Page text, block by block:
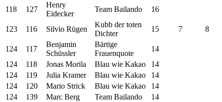
118 127
Henry
Eidecker
Team Bailando 16
123 116 Silvio Rügen
Kubb der toten
Dichter
15 7 8
124 117
Benjamin
Schüssler
Bärtige
Frauenquote
14
124
118 Jonas Morila Blau wie Kakao
14
124
119 Julia Kramer Blau wie Kakao
14
124
120 Mario Strick Blau wie Kakao
14
124
139 Marc Berg Team Bailando
14